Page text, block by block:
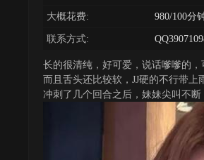
大概花费: 980/100分
联系方式:
长的很清纯，好可爱，说话嗲嗲的
而且舌头还比较软，JJ硬的不行带
冲刺了几个回合之后，妹妹尖叫不